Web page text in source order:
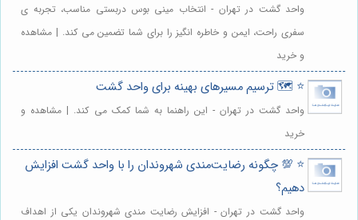
واحد گشت در تهران - انتخاب مینی بوس دربستی مناسب، تجربه ی
سفری راحت، ایمن و خاطره انگیز را برای شما تضمین می کند. | مشاهده
و خرید
⭐️ 🗺️ ترسیم مسیرهای بهینه برای واحد گشت
واحد گشت در تهران - این راهنما به شما کمک می کند. | مشاهده و
خرید
⭐️ 💯 چگونه رضایت‌مندی شهروندان را با واحد گشت افزایش
دهیم؟
واحد گشت در تهران - افزایش رضایت مندی شهروندان یکی از اهداف